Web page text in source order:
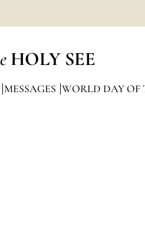
HOLY SEE
MESSAGES WORLD DAY OF